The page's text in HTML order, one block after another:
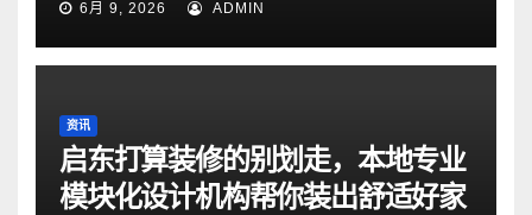
6月 9, 2026 ADMIN
资讯
启东打算装修的别划走，本地专业
模块化设计机构帮你装出舒适好家